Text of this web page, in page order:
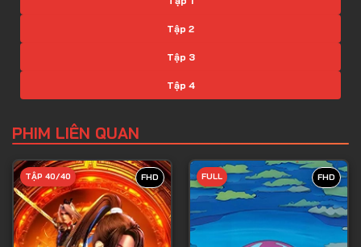
Tập 2
Tập 3
Tập 4
Tập 6
Tập 7
Tập 8
Tập 9
PHIM LIÊN QUAN
FHD
TẬP 40/40 FHD
FULL